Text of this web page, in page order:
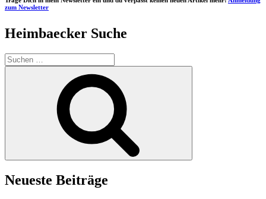
zum Newsletter
Heimbaecker Suche
Suchen
nach:
Neueste Beiträge